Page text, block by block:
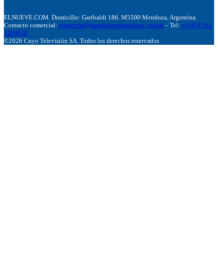
ELNUEVE.COM. Domicillo: Garibaldi 186. M5500 Mendoza, Argentina.
Contacto comercial: comercial@canalnuevemendoza.com.ar – Tel: +(54) 9 261
4204020
©2026 Cuyo Televisión SA. Todos los derechos reservados